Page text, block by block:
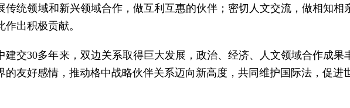
传统领域和新兴领域合作，做互利互惠的伙伴；密切人文交流，做相知
出积极贡献。
建交30多年来，双边关系取得巨大发展，政治、经济、人文领域合作成
友好感情，推动格中战略伙伴关系迈向新高度，共同维护国际法，促进